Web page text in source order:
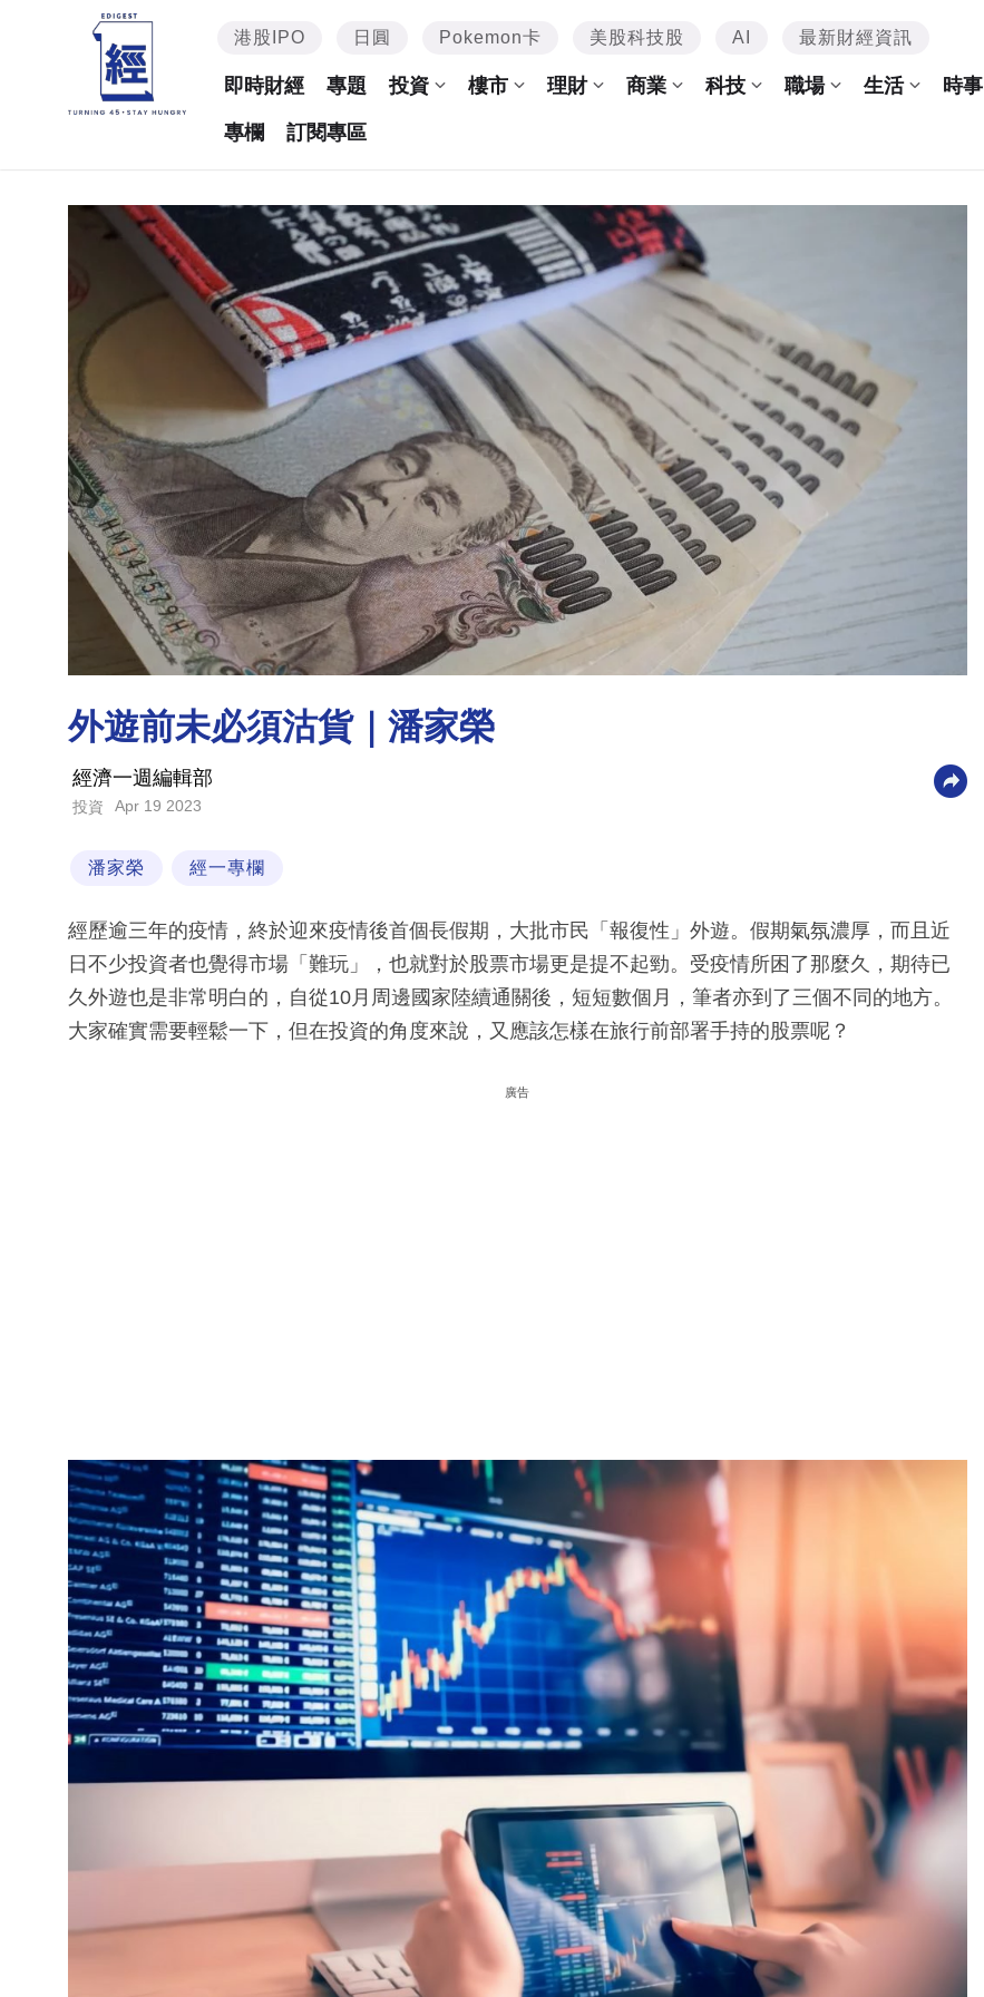
港股IPO 日圓 Pokemon卡 美股科技股 AI 最新財經資訊
即時財經 專題 投資 樓市 理財 商業 科技 職場 生活 時事
專欄 訂閱專區
外遊前未必須沽貨｜潘家榮
經濟一週編輯部
投資 Apr 19 2023
潘家榮 經一專欄
經歷逾三年的疫情，終於迎來疫情後首個長假期，大批市民「報復性」外遊。假期氣氛濃厚，而且近
日不少投資者也覺得市場「難玩」，也就對於股票市場更是提不起勁。受疫情所困了那麼久，期待已
久外遊也是非常明白的，自從10月周邊國家陸續通關後，短短數個月，筆者亦到了三個不同的地方。
大家確實需要輕鬆一下，但在投資的角度來說，又應該怎樣在旅行前部署手持的股票呢？
廣告